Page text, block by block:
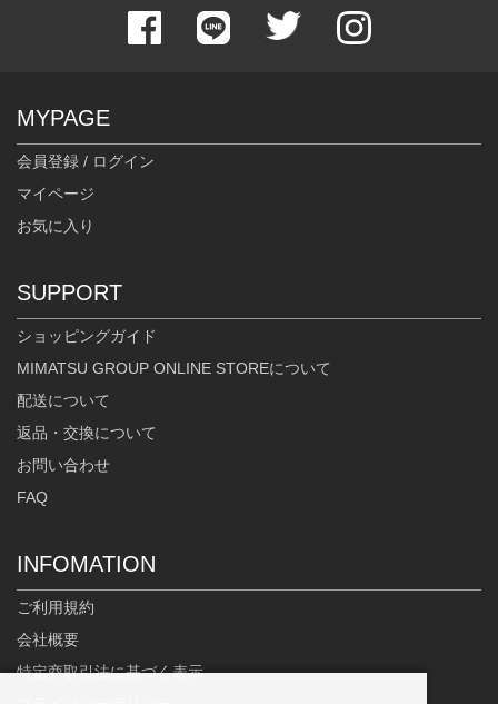
MYPAGE
会員登録 / ログイン
マイページ
お気に入り
SUPPORT
ショッピングガイド
MIMATSU GROUP ONLINE STOREについて
配送について
返品・交換について
お問い合わせ
FAQ
INFOMATION
ご利用規約
会社概要
特定商取引法に基づく表示